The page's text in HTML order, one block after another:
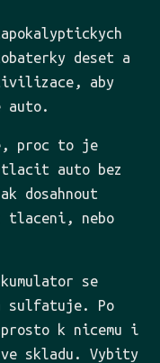
deset a
aby
auto.
proc to je
auto bez
dosahnout
tlaceni, nebo
se
sulfatuje. Po
k nicemu i
skladu. Vybity